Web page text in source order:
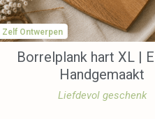
Zelf Ontwerpen
Borrelplank hart XL |
Handgemaakt
Liefdevol geschenk